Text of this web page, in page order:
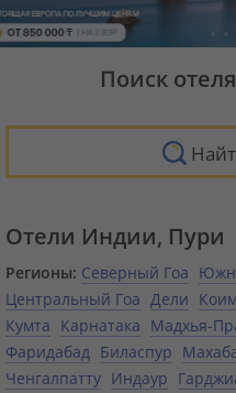
Поиск
Отели Индии, Пури
Регионы: Северный Гоа
Центральный Гоа Дели
Кумта Карнатака Мадхья-
Фаридабад Биласпур
Ченгалпатту Индаур